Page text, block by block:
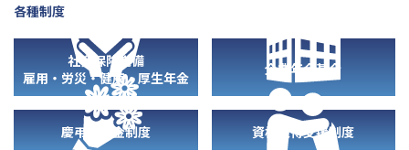
各種制度
社会保険完備
雇用・労災・健康・厚生年金
企業年金基金
慶弔見舞金制度 資格取得支援制度